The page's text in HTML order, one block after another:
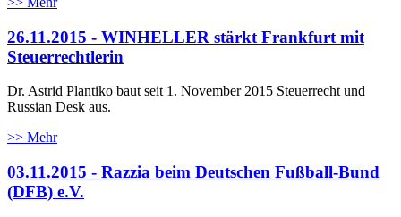
26.11.2015 - WINHELLER stärkt Frankfurt mit
Steuerrechtlerin
Dr. Astrid Plantiko baut seit 1. November 2015 Steuerrecht und
Russian Desk aus.
>> Mehr
03.11.2015 - Razzia beim Deutschen Fußball-Bund
(DFB) e.V.